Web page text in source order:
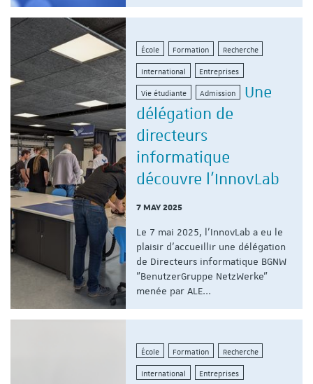
École Formation Recherche
International Entreprises
Vie étudiante Admission
Une
délégation de
directeurs
informatique
découvre l'InnovLab
7 MAY 2025
Le 7 mai 2025, l'InnovLab a eu le
plaisir d'accueillir une délégation
de Directeurs informatique BGNW
"BenutzerGruppe NetzWerke"
menée par ALE...
École Formation Recherche
International Entreprises